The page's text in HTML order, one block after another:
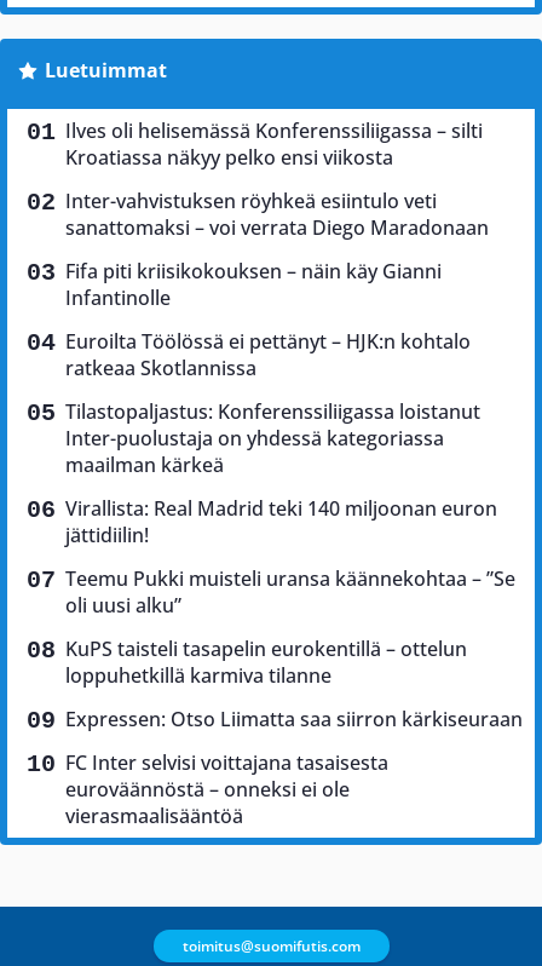
Luetuimmat
Ilves oli helisemässä Konferenssiliigassa – silti
Kroatiassa näkyy pelko ensi viikosta
Inter-vahvistuksen röyhkeä esiintulo veti
sanattomaksi – voi verrata Diego Maradonaan
Fifa piti kriisikokouksen – näin käy Gianni
Infantinolle
Euroilta Töölössä ei pettänyt – HJK:n kohtalo
ratkeaa Skotlannissa
Tilastopaljastus: Konferenssiliigassa loistanut
Inter-puolustaja on yhdessä kategoriassa
maailman kärkeä
Virallista: Real Madrid teki 140 miljoonan euron
jättidiilin!
Teemu Pukki muisteli uransa käännekohtaa – ”Se
oli uusi alku”
KuPS taisteli tasapelin eurokentillä – ottelun
loppuhetkillä karmiva tilanne
Expressen: Otso Liimatta saa siirron kärkiseuraan
FC Inter selvisi voittajana tasaisesta
euroväännöstä – onneksi ei ole
vierasmaalisääntöä
toimitus@suomifutis.com